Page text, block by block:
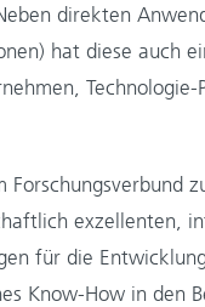
direkten
hat diese auch
Technologie-
exzellenten,
für die
Know-How in den